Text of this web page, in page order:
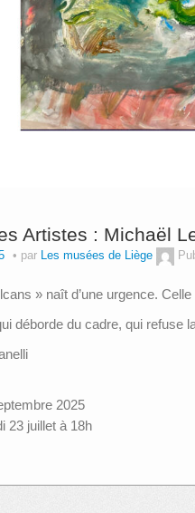
Artistes : Michaël
par Les musées de Liège
» naît d’une urgence.
déborde du cadre, qui
2025
23 juillet à 18h